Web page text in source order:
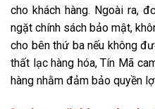
cho khách hàng. Ngoài ra,
ngặt chính sách bảo mật,
cho bên thứ ba nếu không
thất lạc hàng hóa, Tín Mã
hàng nhằm đảm bảo quyền